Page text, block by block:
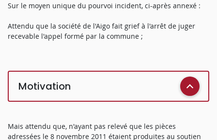
Sur le moyen unique du pourvoi incident, ci-après annexé :
Attendu que la société de l'Aigo fait grief à l'arrêt de juger
recevable l'appel formé par la commune ;
Motivation
Mais attendu que, n'ayant pas relevé que les pièces
adressées le 8 novembre 2011 étaient produites au soutien